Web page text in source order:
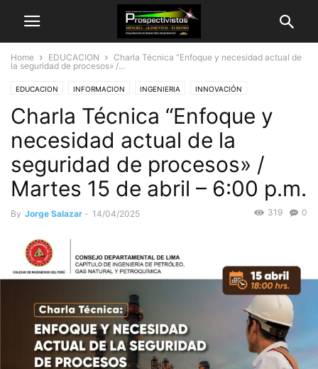
Home EDUCACION
Charla Técnica “Enfoque y necesidad actual de
la seguridad de procesos» /...
EDUCACION INFORMACION INGENIERIA INNOVACIÓN
INSTITUCIONAL Seguridad Industrial Seguridad y Salud en el Trabajo
Charla Técnica “Enfoque y
necesidad actual de la
seguridad de procesos» /
Martes 15 de abril – 6:00 p.m.
By Jorge Salazar - 14/04/2025 0
319